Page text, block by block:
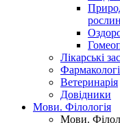
Лікарські
Ветеринарія
Довідники
Мови. Філологія
Мови.